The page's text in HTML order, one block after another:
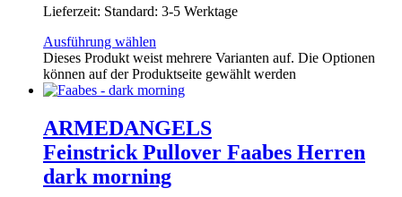
Lieferzeit: Standard: 3-5 Werktage
Ausführung wählen
Dieses Produkt weist mehrere Varianten auf. Die Optionen
können auf der Produktseite gewählt werden
ARMEDANGELS
Feinstrick Pullover Faabes Herren
dark morning